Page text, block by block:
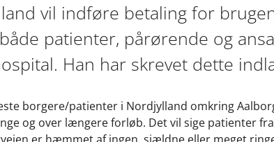
vil indføre betaling for
patienter, pårørende og
Han har skrevet dette
borgere/patienter i Nordjylland omkring
og over længere forløb. Det vil sige patienter